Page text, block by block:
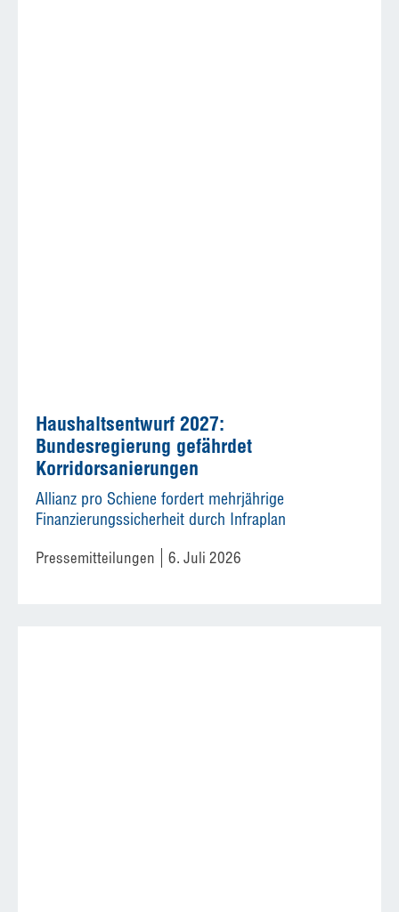
Haushaltsentwurf 2027:
Bundesregierung gefährdet
Korridorsanierungen
Allianz pro Schiene fordert mehrjährige
Finanzierungssicherheit durch Infraplan
Pressemitteilungen 6. Juli 2026